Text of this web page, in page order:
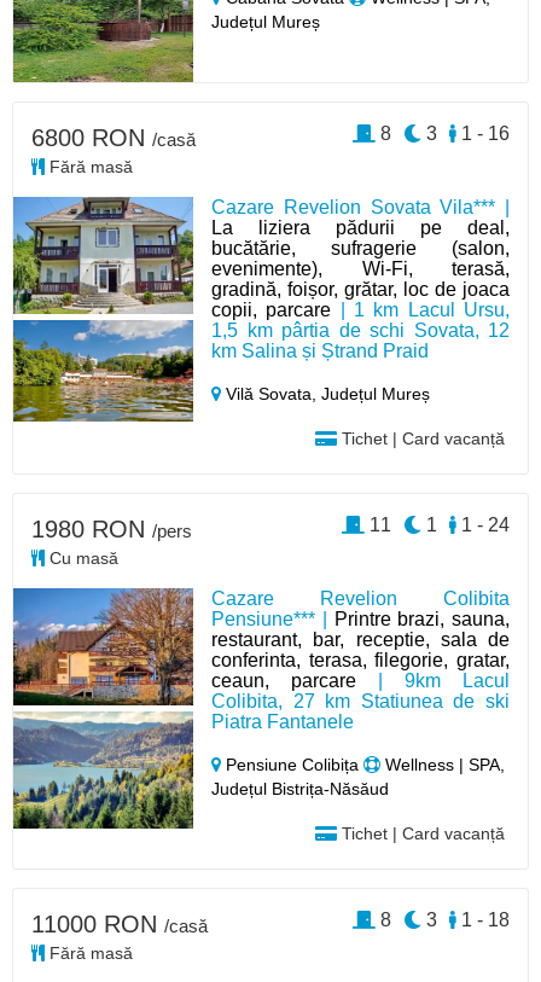
Județul Mureș
Cazare Revelion Sovata Vila*** |
La liziera pădurii pe deal,
bucătărie, sufragerie (salon,
evenimente), Wi-Fi, terasă,
gradină, foișor, grătar, loc de joaca
copii, parcare | 1 km Lacul Ursu,
1,5 km pârtia de schi Sovata, 12
km Salina și Ștrand Praid
Vilă Sovata,Județul Mureș
Tichet | Card vacanță
6800 RON /casă
Fără masă
1 - 16
3
8
Cazare Revelion Colibita
Pensiune*** |
Printre brazi, sauna,
restaurant, bar, receptie, sala de
conferinta, terasa, filegorie, gratar,
ceaun, parcare | 9km Lacul
Colibita, 27 km Statiunea de ski
Piatra Fantanele
Pensiune Colibița
Wellness | SPA,
Județul Bistrița-Năsăud
Tichet | Card vacanță
1980 RON /pers
Cu masă
1 - 24
1
11
11000 RON /casă
Fără masă
1 - 18
3
8